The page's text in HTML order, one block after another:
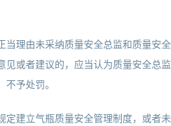
当理由未采纳质量安全总监和质量安全
见或者建议的，应当认为质量安全总监
予处罚。
建立气瓶质量安全管理制度，或者未